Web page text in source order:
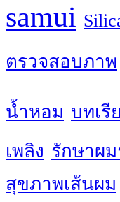
samui
ตรวจสอบภาพ
น้ำหอม บทเรี
เพลิง รักษาผม
สุขภาพเส้นผม